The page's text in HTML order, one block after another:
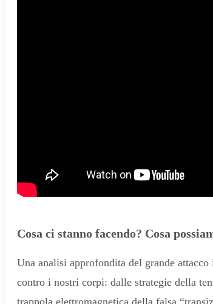
Cosa ci stanno facendo? Cosa
Una analisi approfondita del grande
contro i nostri corpi: dalle strategie della